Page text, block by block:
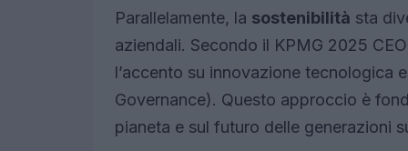
Parallelamente, la sostenibilità sta
aziendali. Secondo il KPMG 2025
l’accento su innovazione tecnologica
Governance). Questo approccio è
pianeta e sul futuro delle generazioni